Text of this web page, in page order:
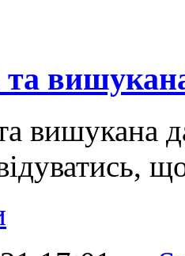
вишукана